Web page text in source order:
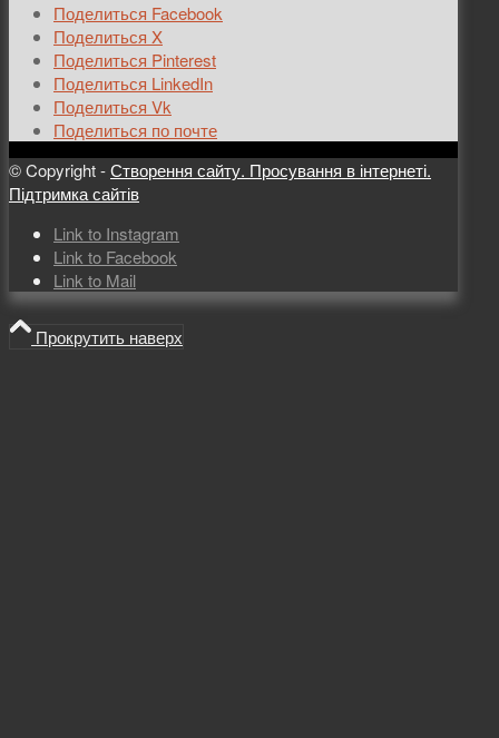
Поделиться Facebook
Поделиться X
Поделиться Pinterest
Поделиться LinkedIn
Поделиться Vk
Поделиться по почте
© Copyright -Створення сайту. Просування в інтернеті.
Підтримка сайтів
Link to Instagram
Link to Facebook
Link to Mail
Прокрутить наверх